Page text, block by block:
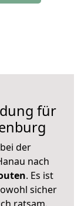
für
der
nach
. Es ist
sicher